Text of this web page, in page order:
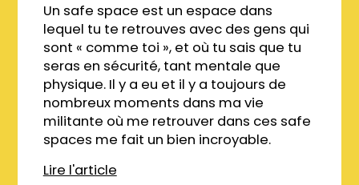
Un safe space est un espace dans
lequel tu te retrouves avec des gens qui
sont « comme toi », et où tu sais que tu
seras en sécurité, tant mentale que
physique. Il y a eu et il y a toujours de
nombreux moments dans ma vie
militante où me retrouver dans ces safe
spaces me fait un bien incroyable.
Lire l'article